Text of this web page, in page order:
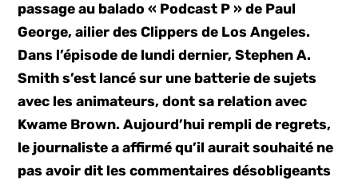
passage au balado « Podcast P » de Paul
George, ailier des Clippers de Los Angeles.
Dans l’épisode de lundi dernier, Stephen A.
Smith s’est lancé sur une batterie de sujets
avec les animateurs, dont sa relation avec
Kwame Brown. Aujourd’hui rempli de regrets,
le journaliste a affirmé qu’il aurait souhaité ne
pas avoir dit les commentaires désobligeants